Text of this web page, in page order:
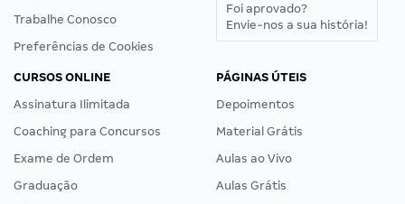
Trabalhe Conosco
Preferências de Cookies
Foi aprovado?
Envie-nos a sua história!
CURSOS ONLINE
Assinatura Ilimitada
Coaching para Concursos
Exame de Ordem
Graduação
PÁGINAS ÚTEIS
Depoimentos
Material Grátis
Aulas ao Vivo
Aulas Grátis